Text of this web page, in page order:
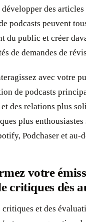
des articles
podcasts peuvent
du public et créer
de demandes de
avec votre
de podcasts
des relations plus
plus enthousiastes
Podchaser et au-
votre
critiques dès
critiques et des